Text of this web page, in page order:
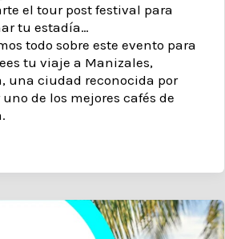
el tour post festival para
tu estadía…
todo sobre este evento para
tu viaje a Manizales,
una ciudad reconocida por
de los mejores cafés de